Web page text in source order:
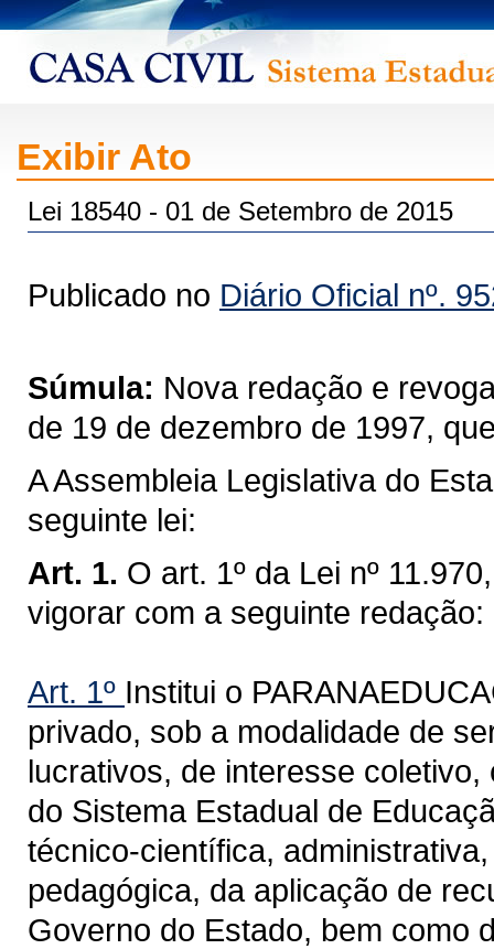
Exibir Ato
Lei 18540 - 01 de Setembro de 2015
Publicado no Diário Oficial nº.
Súmula: Nova redação e
de 19 de dezembro de 1997,
A Assembleia Legislativa do
seguinte lei:
Art. 1. O art. 1º da Lei nº
vigorar com a seguinte redação:
Art. 1º Institui o
privado, sob a modalidade de
lucrativos, de interesse
do Sistema Estadual de
técnico-científica,
pedagógica, da aplicação de
Governo do Estado, bem como